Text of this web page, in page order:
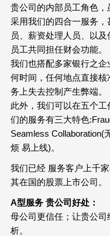
贵公司的内部员工角色，
采用我们的四合一服务
员、薪资处理人员、以
员工共同担任财会功能。
我们也搭配多家银行之
何时间，任何地点直接
务上失去控制产生弊端。
此外，我们可以在五个
们的服务有三大特色
Seamless Collaboration(
烦 易上线)。
我们已经 服务客户上千
其在国的股票上市公司。
A型服务 贵公司好处：
母公司更信任；让贵公
析。